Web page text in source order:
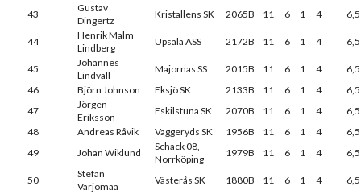
43
Gustav
Dingertz
Kristallens SK 2065B 11 6 1 4 6,5
44
Henrik Malm
Lindberg
Upsala ASS 2172B 11 6 1 4 6,5
45
Johannes
Lindvall
Majornas SS 2015B 11 6 1 4
6,5
46
Björn Johnson Eksjö SK 2133B 11 6 1 4
6,5
47
Jörgen
Eriksson
Eskilstuna SK 2070B 11 6 1 4
6,5
48
Andreas Råvik Vaggeryds SK 1956B 11 6 1 4
6,5
49
Johan Wiklund
Schack 08,
Norrköping
1979B 11 6 1 4 6,5
50
Stefan
Varjomaa
Västerås SK 1880B 11 6 1 4 6,5